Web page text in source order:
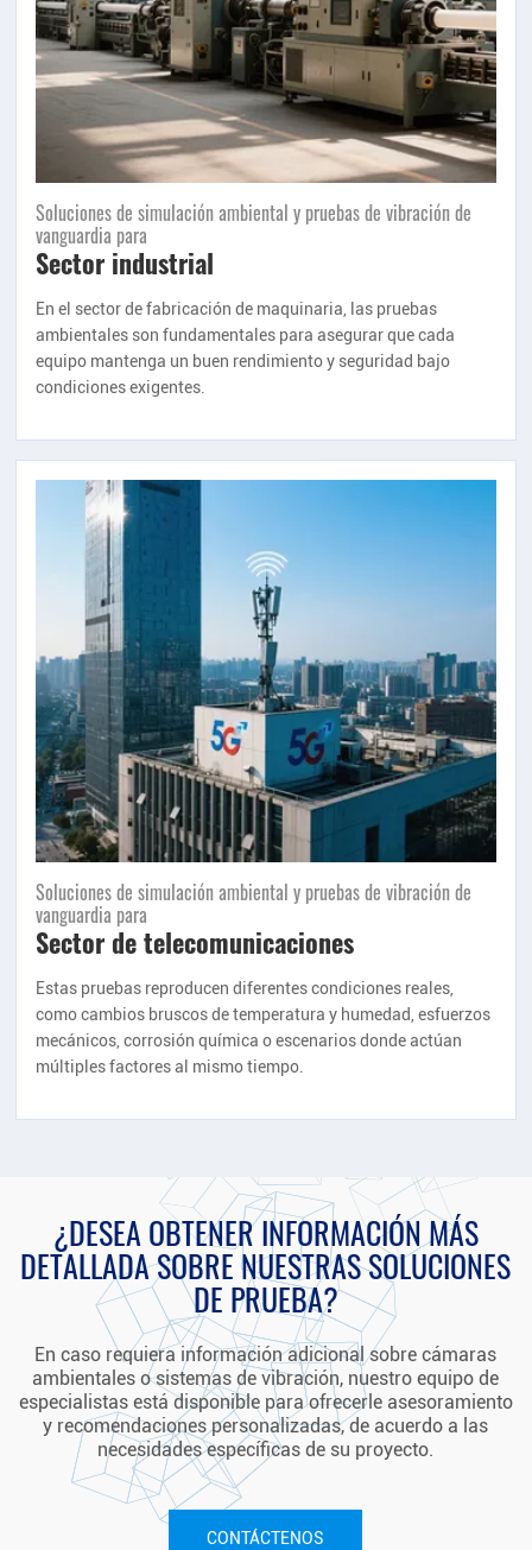
Soluciones de simulación ambiental y pruebas de vibración de
vanguardia para
Sector industrial
En el sector de fabricación de maquinaria, las pruebas
ambientales son fundamentales para asegurar que cada
equipo mantenga un buen rendimiento y seguridad bajo
condiciones exigentes.
Soluciones de simulación ambiental y pruebas de vibración de
vanguardia para
Sector de telecomunicaciones
Estas pruebas reproducen diferentes condiciones reales,
como cambios bruscos de temperatura y humedad, esfuerzos
mecánicos, corrosión química o escenarios donde actúan
múltiples factores al mismo tiempo.
¿DESEA OBTENER INFORMACIÓN MÁS
DETALLADA SOBRE NUESTRAS SOLUCIONES
DE PRUEBA?
En caso requiera información adicional sobre cámaras
ambientales o sistemas de vibración, nuestro equipo de
especialistas está disponible para ofrecerle asesoramiento
y recomendaciones personalizadas, de acuerdo a las
necesidades específicas de su proyecto.
CONTÁCTENOS